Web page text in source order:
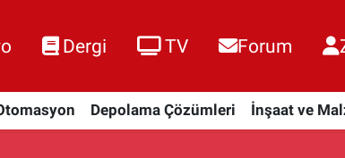
Dergi TV Forum
Depolama Çözümleri İnşaat ve